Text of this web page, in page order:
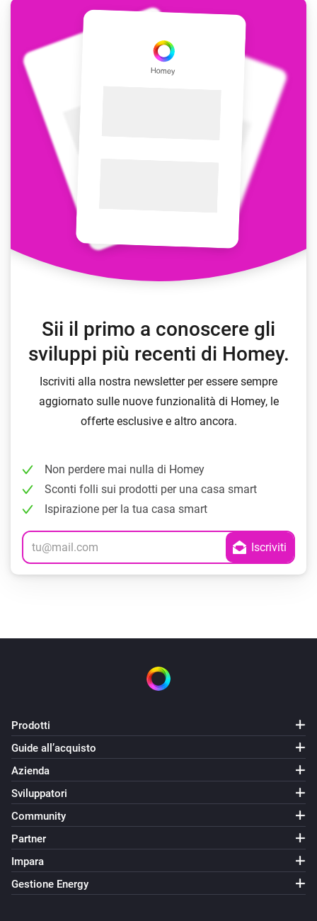
Sii il primo a conoscere gli
sviluppi più recenti di Homey.
Iscriviti alla nostra newsletter per essere sempre
aggiornato sulle nuove funzionalità di Homey, le
offerte esclusive e altro ancora.
Non perdere mai nulla di Homey
Sconti folli sui prodotti per una casa smart
Ispirazione per la tua casa smart
Prodotti
Guide all’acquisto
Azienda
Sviluppatori
Community
Partner
Impara
Gestione Energy